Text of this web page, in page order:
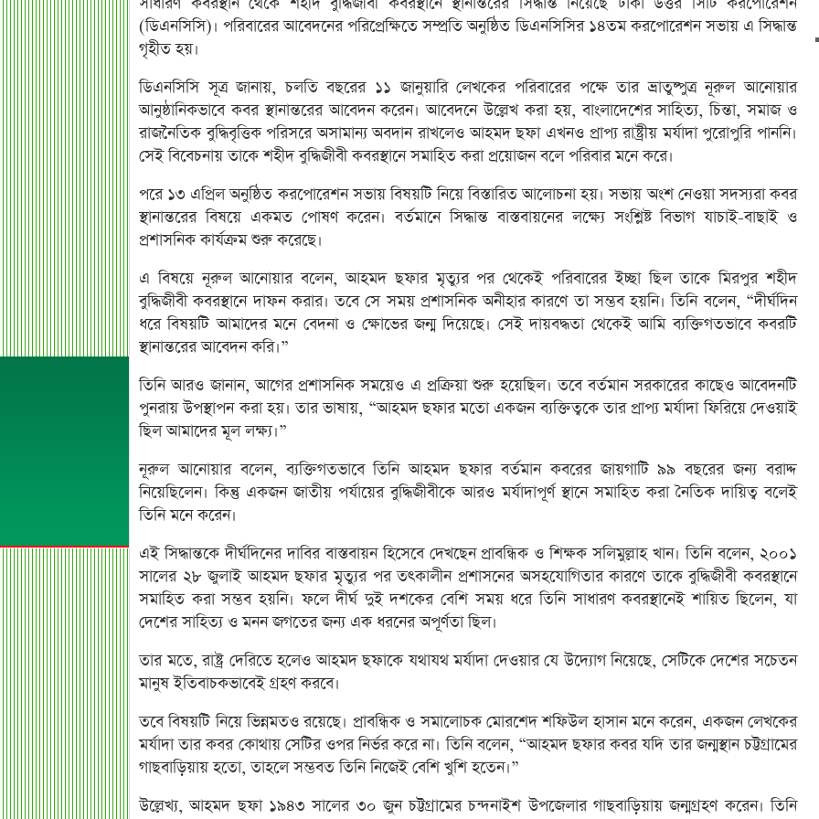
(ডিএনসিসি)। পরিবারের আবেদনের পরিপ্রেক্ষিতে সম্প্রতি অনুষ্ঠিত ডিএনসিসির ১৪তম করপোরেশন সভায় এ সিদ্ধান্ত
গৃহীত হয়।
ডিএনসিসি সূত্র জানায়, চলতি বছরের ১১ জানুয়ারি লেখকের পরিবারের পক্ষে তার ভ্রাতুষ্পুত্র নূরুল আনোয়ার
আনুষ্ঠানিকভাবে কবর স্থানান্তরের আবেদন করেন। আবেদনে উল্লেখ করা হয়, বাংলাদেশের সাহিত্য, চিন্তা, সমাজ ও
রাজনৈতিক বুদ্ধিবৃত্তিক পরিসরে অসামান্য অবদান রাখলেও আহমদ ছফা এখনও প্রাপ্য রাষ্ট্রীয় মর্যাদা পুরোপুরি পাননি।
সেই বিবেচনায় তাকে শহীদ বুদ্ধিজীবী কবরস্থানে সমাহিত করা প্রয়োজন বলে পরিবার মনে করে।
পরে ১৩ এপ্রিল অনুষ্ঠিত করপোরেশন সভায় বিষয়টি নিয়ে বিস্তারিত আলোচনা হয়। সভায় অংশ নেওয়া সদস্যরা কবর
স্থানান্তরের বিষয়ে একমত পোষণ করেন। বর্তমানে সিদ্ধান্ত বাস্তবায়নের লক্ষ্যে সংশ্লিষ্ট বিভাগ যাচাই-বাছাই ও
প্রশাসনিক কার্যক্রম শুরু করেছে।
এ বিষয়ে নূরুল আনোয়ার বলেন, আহমদ ছফার মৃত্যুর পর থেকেই পরিবারের ইচ্ছা ছিল তাকে মিরপুর শহীদ
বুদ্ধিজীবী কবরস্থানে দাফন করার। তবে সে সময় প্রশাসনিক অনীহার কারণে তা সম্ভব হয়নি। তিনি বলেন, “দীর্ঘদিন
ধরে বিষয়টি আমাদের মনে বেদনা ও ক্ষোভের জন্ম দিয়েছে। সেই দায়বদ্ধতা থেকেই আমি ব্যক্তিগতভাবে কবরটি
স্থানান্তরের আবেদন করি।”
তিনি আরও জানান, আগের প্রশাসনিক সময়েও এ প্রক্রিয়া শুরু হয়েছিল। তবে বর্তমান সরকারের কাছেও আবেদনটি
পুনরায় উপস্থাপন করা হয়। তার ভাষায়, “আহমদ ছফার মতো একজন ব্যক্তিত্বকে তার প্রাপ্য মর্যাদা ফিরিয়ে দেওয়াই
ছিল আমাদের মূল লক্ষ্য।”
নূরুল আনোয়ার বলেন, ব্যক্তিগতভাবে তিনি আহমদ ছফার বর্তমান কবরের জায়গাটি ৯৯ বছরের জন্য বরাদ্দ
নিয়েছিলেন। কিন্তু একজন জাতীয় পর্যায়ের বুদ্ধিজীবীকে আরও মর্যাদাপূর্ণ স্থানে সমাহিত করা নৈতিক দায়িত্ব বলেই
তিনি মনে করেন।
এই সিদ্ধান্তকে দীর্ঘদিনের দাবির বাস্তবায়ন হিসেবে দেখছেন প্রাবন্ধিক ও শিক্ষক সলিমুল্লাহ খান। তিনি বলেন, ২০০১
সালের ২৮ জুলাই আহমদ ছফার মৃত্যুর পর তৎকালীন প্রশাসনের অসহযোগিতার কারণে তাকে বুদ্ধিজীবী কবরস্থানে
সমাহিত করা সম্ভব হয়নি। ফলে দীর্ঘ দুই দশকের বেশি সময় ধরে তিনি সাধারণ কবরস্থানেই শায়িত ছিলেন, যা
দেশের সাহিত্য ও মনন জগতের জন্য এক ধরনের অপূর্ণতা ছিল।
তার মতে, রাষ্ট্র দেরিতে হলেও আহমদ ছফাকে যথাযথ মর্যাদা দেওয়ার যে উদ্যোগ নিয়েছে, সেটিকে দেশের সচেতন
মানুষ ইতিবাচকভাবেই গ্রহণ করবে।
তবে বিষয়টি নিয়ে ভিন্নমতও রয়েছে। প্রাবন্ধিক ও সমালোচক মোরশেদ শফিউল হাসান মনে করেন, একজন লেখকের
মর্যাদা তার কবর কোথায় সেটির ওপর নির্ভর করে না। তিনি বলেন, “আহমদ ছফার কবর যদি তার জন্মস্থান চট্টগ্রামের
গাছবাড়িয়ায় হতো, তাহলে সম্ভবত তিনি নিজেই বেশি খুশি হতেন।”
উল্লেখ্য, আহমদ ছফা ১৯৪৩ সালের ৩০ জুন চট্টগ্রামের চন্দনাইশ উপজেলার গাছবাড়িয়ায় জন্মগ্রহণ করেন। তিনি